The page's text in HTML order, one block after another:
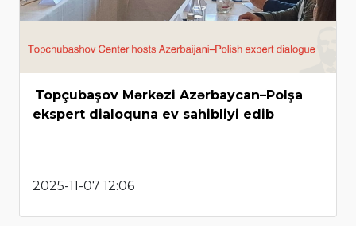
Topçubaşov Mərkəzi Azərbaycan–Polşa
ekspert dialoquna ev sahibliyi edib
2025-11-07 12:06